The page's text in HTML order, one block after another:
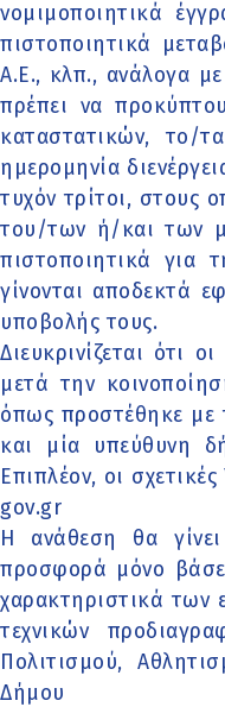
νομιμοποιητικά
πιστοποιητικά
Α.Ε., κλπ., ανάλογα
πρέπει να
καταστατικών, το/
ημερομηνία
τυχόν τρίτοι, στους
του/των ή/και των
πιστοποιητικά για
γίνονται αποδεκτά
υποβολής τους.
Διευκρινίζεται ότι
μετά την
όπως προστέθηκε με
και μία υπεύθυνη
Επιπλέον, οι
gov.gr
Η ανάθεση θα
προσφορά μόνο
χαρακτηριστικά των
τεχνικών
Πολιτισμού,
Δήμου